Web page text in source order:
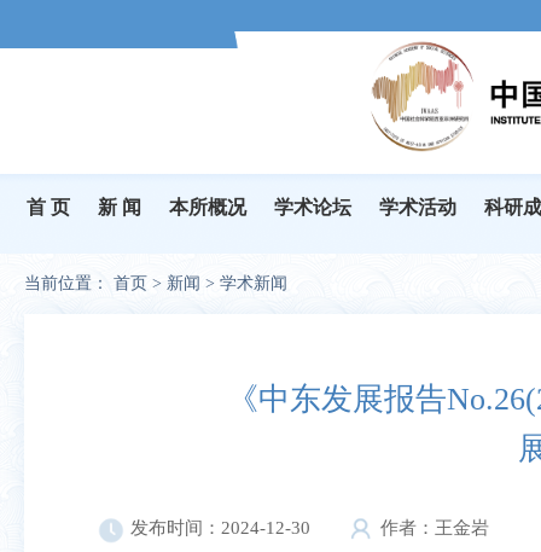
首 页 新 闻 本所概况 学术论坛 学术活动 科研
当前位置： 首页 > 新闻 > 学术新闻
《中东发展报告
发布时间：2024-12-30 作者：王金岩